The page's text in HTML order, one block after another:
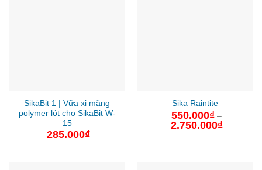
SikaBit 1 | Vữa xi măng
polymer lót cho SikaBit W-
15
285.000₫
Sika Raintite
550.000₫ –
2.750.000₫Khoảng